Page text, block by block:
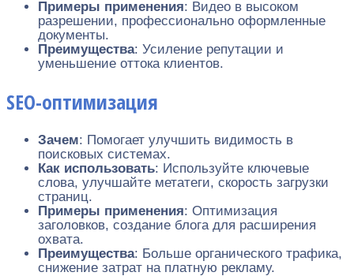
Примеры применения: Видео в высоком
разрешении, профессионально оформленные
документы.
Преимущества: Усиление репутации и
уменьшение оттока клиентов.
SEO-оптимизация
Зачем: Помогает улучшить видимость в
поисковых системах.
Как использовать: Используйте ключевые
слова, улучшайте метатеги, скорость загрузки
страниц.
Примеры применения: Оптимизация
заголовков, создание блога для расширения
охвата.
Преимущества: Больше органического трафика,
снижение затрат на платную рекламу.